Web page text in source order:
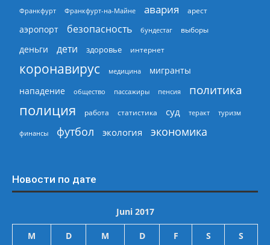
Франкфурт Франкфурт-на-Майне авария арест
аэропорт безопасность бундестаг выборы
деньги дети здоровье интернет
коронавирус медицина
мигранты
нападение
общество пассажиры пенсия политика
полиция работа статистика суд теракт туризм
финансы футбол экология экономика
Новости по дате
Juni 2017
M D M D F S S